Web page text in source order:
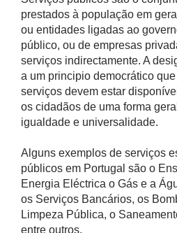
prestados à população em
ou entidades ligadas ao
público, ou de empresas
serviços indirectamente. A
a um principio democrático
serviços devem estar
os cidadãos de uma forma
igualdade e universalidade.
Alguns exemplos de serviços
públicos em Portugal são o
Energia Eléctrica o Gás e a
os Serviços Bancários, os
Limpeza Pública, o
entre outros.